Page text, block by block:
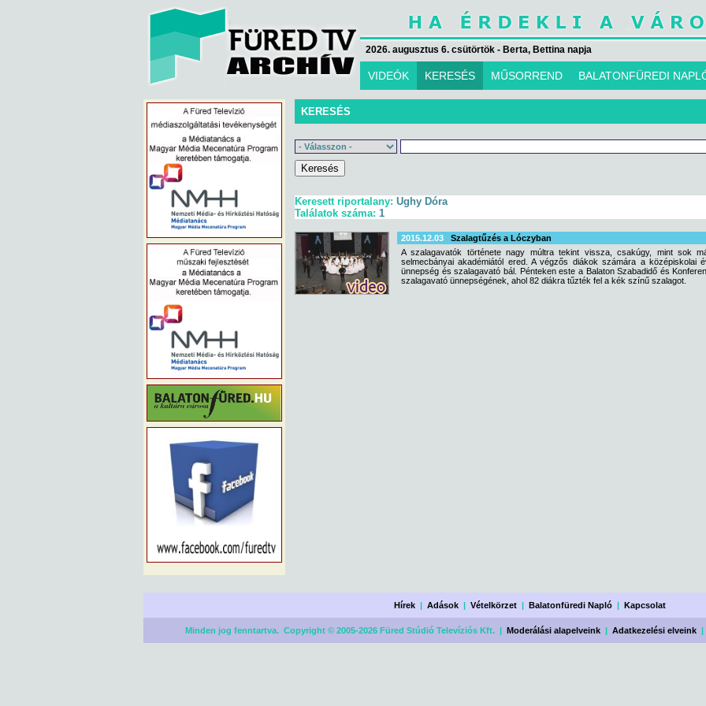
2026. augusztus 6. csütörtök - Berta, Bettina napja
VIDEÓK KERESÉS MŰSORREND BALATONFÜREDI
KERESÉS
Keresett riportalany: Ughy Dóra
Találatok száma: 1
2015.12.03
Szalagtűzés a Lóczyban
A szalagavatók története nagy múltra tekint vissza, csakúgy, mint sok
selmecbányai akadémiától ered. A végzős diákok számára a középiskolai
ünnepség és szalagavató bál. Pénteken este a Balaton Szabadidő és
szalagavató ünnepségének, ahol 82 diákra tűzték fel a kék színű szalagot.
Hírek| Adások| Vételkörzet| Balatonfüredi Napló| Kapcsolat
Minden jog fenntartva. Copyright © 2005-2026 Füred Stúdió Televíziós Kft. | Moderálási alapelveink | Adatkezelési elveink |